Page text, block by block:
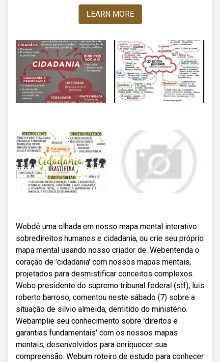
LEARN MORE
Webdê uma olhada em nosso mapa mental interativo
sobredireitos humanos e cidadania, ou crie seu próprio
mapa mental usando nosso criador de. Webentenda o
coração de 'cidadania' com nossos mapas mentais,
projetados para desmistificar conceitos complexos.
Webo presidente do supremo tribunal federal (stf), luis
roberto barroso, comentou neste sábado (7) sobre a
situação de silvio almeida, demitido do ministério.
Webamplie seu conhecimento sobre 'direitos e
garantias fundamentais' com os nossos mapas
mentais, desenvolvidos para enriquecer sua
compreensão. Webum roteiro de estudo para conhecer